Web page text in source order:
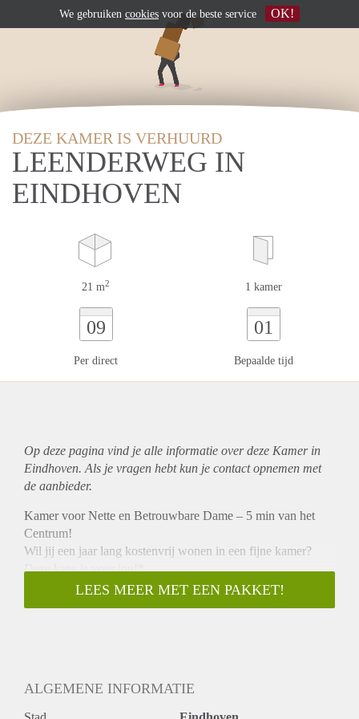
DEZE KAMER IS VERHUURD
LEENDERWEG IN
EINDHOVEN
21 m2 1 kamer
09
Per direct
01
Bepaalde tijd
Op deze pagina vind je alle informatie over deze Kamer in
Eindhoven. Als je vragen hebt kun je contact opnemen met
de aanbieder.
Kamer voor Nette en Betrouwbare Dame – 5 min van het
Centrum!
Wil jij een jaar lang kostenvrij wonen in een fijne kamer?
Deze kans is voor jou!*
Wat bied ik aan?
- Een gratis kamer 7 bij 3 is een behandeling grond
- Een rustige en zelfstandige woonomgeving
(ik werk momenteel in Amerika).
LEES MEER MET EEN PAKKET!
ALGEMENE INFORMATIE
We gebruiken cookies voor de beste service OK!